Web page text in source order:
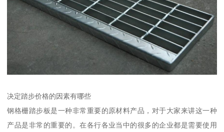
决定踏步价格的因素有哪些
钢格栅踏步板是一种非常重要的原材料产品，对于大家来讲这一种
产品是非常的重要的。在各行各业当中的很多的企业都是需要使用